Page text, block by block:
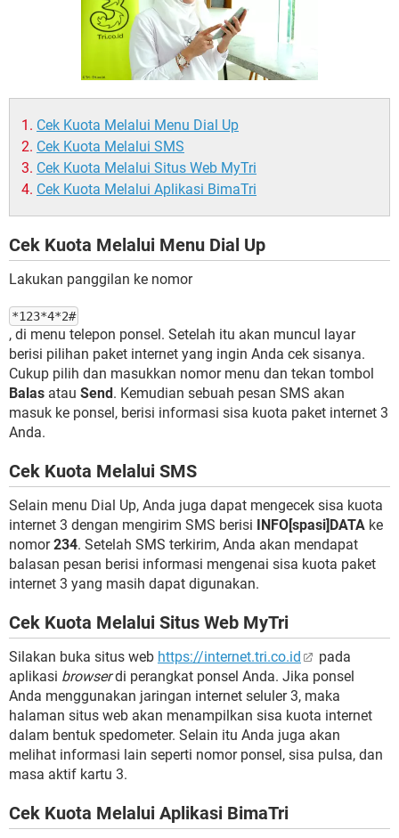
Cek Kuota Melalui Menu Dial Up
Cek Kuota Melalui SMS
Cek Kuota Melalui Situs Web MyTri
Cek Kuota Melalui Aplikasi BimaTri
Cek Kuota Melalui Menu Dial Up
Lakukan panggilan ke nomor
*123*4*2#
, di menu telepon ponsel. Setelah itu akan muncul layar
berisi pilihan paket internet yang ingin Anda cek sisanya.
Cukup pilih dan masukkan nomor menu dan tekan tombol
Balas atau Send. Kemudian sebuah pesan SMS akan
masuk ke ponsel, berisi informasi sisa kuota paket internet 3
Anda.
Cek Kuota Melalui SMS
Selain menu Dial Up, Anda juga dapat mengecek sisa kuota
internet 3 dengan mengirim SMS berisi INFO[spasi]DATA ke
nomor234. Setelah SMS terkirim, Anda akan mendapat
balasan pesan berisi informasi mengenai sisa kuota paket
internet 3 yang masih dapat digunakan.
Cek Kuota Melalui Situs Web MyTri
Silakan buka situs web https://internet.tri.co.id
pada
aplikasi browserdi perangkat ponsel Anda. Jika ponsel
Anda menggunakan jaringan internet seluler 3, maka
halaman situs web akan menampilkan sisa kuota internet
dalam bentuk spedometer. Selain itu Anda juga akan
melihat informasi lain seperti nomor ponsel, sisa pulsa, dan
masa aktif kartu 3.
Cek Kuota Melalui Aplikasi BimaTri